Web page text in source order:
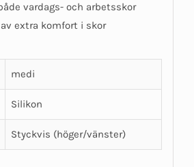
vardags- och arbetsskor
extra komfort i skor
medi
Silikon
Styckvis (höger/vänster)